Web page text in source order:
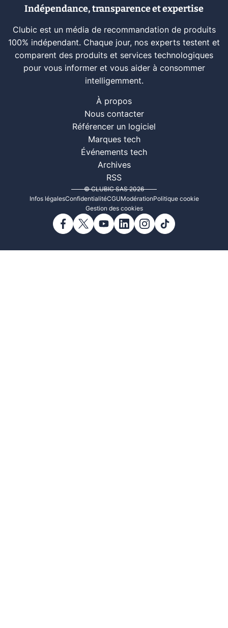
Indépendance, transparence et expertise
Clubic est un média de recommandation de produits
100% indépendant. Chaque jour, nos experts testent et
comparent des produits et services technologiques
pour vous informer et vous aider à consommer
intelligemment.
À propos
Nous contacter
Référencer un logiciel
Marques tech
Événements tech
Archives
RSS
© CLUBIC SAS 2026
Infos légalesConfidentialitéCGUModérationPolitique cookie
Gestion des cookies